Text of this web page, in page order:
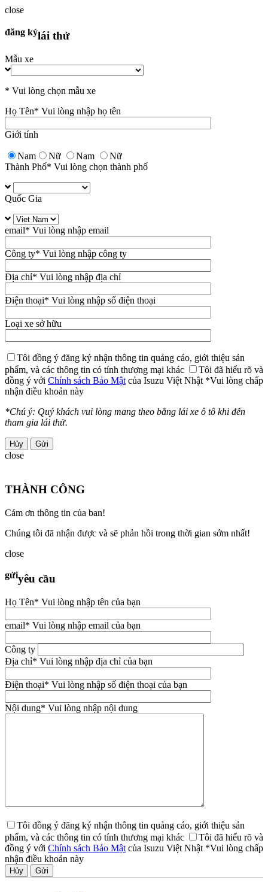
close
đăng kýlái thử
Mẫu xe
* Vui lòng chọn mẫu xe
Họ Tên* Vui lòng nhập họ tên
Giới tính
Nam Nữ Nam
Nữ
Thành Phố* Vui lòng chọn thành phố
Quốc Gia
email* Vui lòng nhập email
Công ty* Vui lòng nhập công ty
Địa chỉ* Vui lòng nhập địa chỉ
Điện thoại* Vui lòng nhập số điện thoại
Loại xe sở hữu
Tôi đồng ý đăng ký nhận thông tin quảng cáo, giới thiệu sản
phẩm, và các thông tin có tính thương mại khác
Tôi đã hiểu rõ và
đồng ý với Chính sách Bảo Mật của Isuzu Việt Nhật *Vui lòng chấp
nhận điều khoản này
*Chú ý: Quý khách vui lòng mang theo bằng lái xe ô tô khi đến
tham gia lái thử.
Hủy
close
THÀNH CÔNG
Cám ơn thông tin của ban!
Chúng tôi đã nhận được và sẽ phản hồi trong thời gian sớm nhất!
close
gửiyêu cầu
Họ Tên* Vui lòng nhập tên của bạn
email* Vui lòng nhập email của bạn
Công ty
Địa chỉ* Vui lòng nhập địa chỉ của bạn
Điện thoại* Vui lòng nhập số điện thoại của bạn
Nội dung* Vui lòng nhập nội dung
Tôi đồng ý đăng ký nhận thông tin quảng cáo, giới thiệu sản
phẩm, và các thông tin có tính thương mại khác
Tôi đã hiểu rõ và
đồng ý với Chính sách Bảo Mật của Isuzu Việt Nhật *Vui lòng chấp
nhận điều khoản này
Hủy